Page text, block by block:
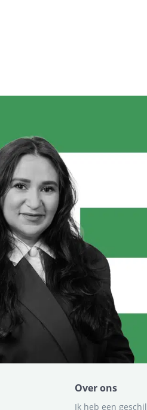
Over ons
Ik heb een geschil